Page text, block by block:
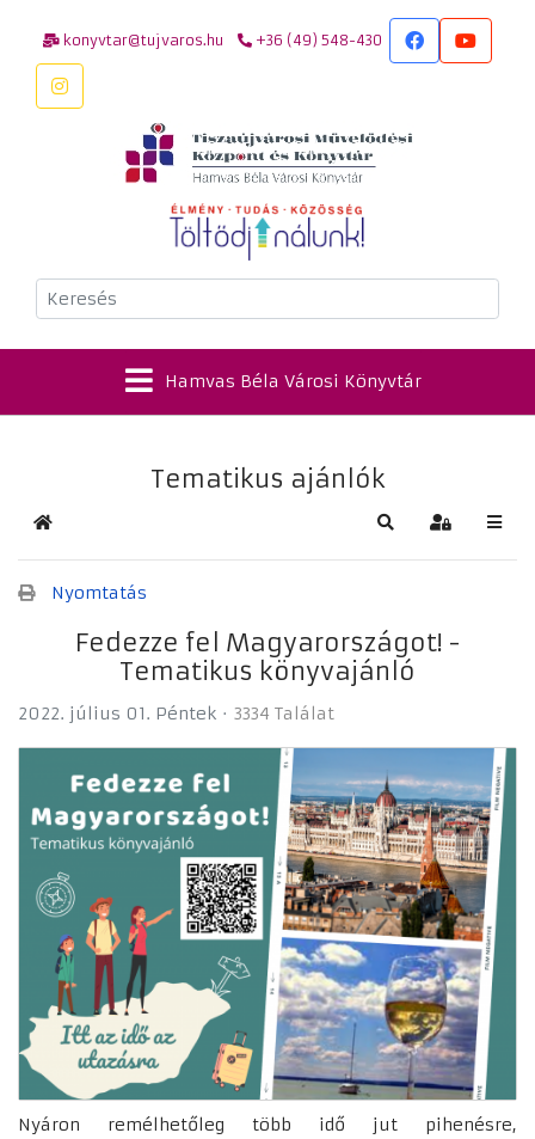
konyvtar@tujvaros.hu +36 (49) 548-430
Keresés
Hamvas Béla Városi Könyvtár
Tematikus ajánlók
Kezdőlap Keresés
Nyomtatás
Fedezze fel Magyarországot! -
Tematikus könyvajánló
2022. július 01. Péntek 3334 Találat
Nyáron remélhetőleg több idő jut pihenésre,